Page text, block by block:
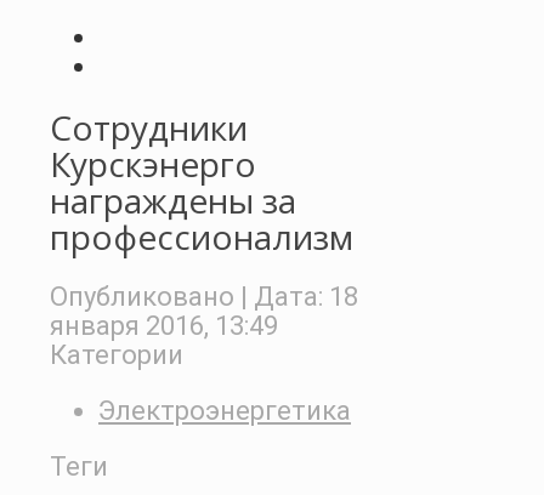
Сотрудники
Курскэнерго
награждены за
профессионализм
Опубликовано | Дата: 18
января 2016, 13:49
Категории
Электроэнергетика
Теги